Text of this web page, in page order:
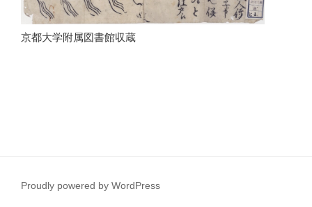
京都大学附属図書館収蔵
Proudly powered by WordPress